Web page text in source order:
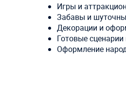
Игры и
Забавы и
Декорации и
Готовые
Оформление